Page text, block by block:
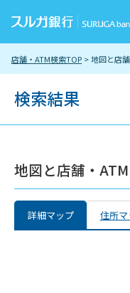
店舗・ATM検索TOP > 地図と店
検索結果
地図と店舗・
詳細マップ 住所